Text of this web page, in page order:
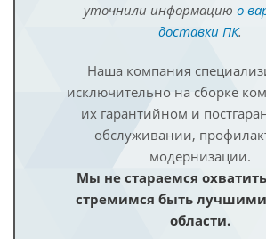
уточнили информацию о
доставки ПК.
Наша компания
исключительно на сборке
их гарантийном и
обслуживании,
модернизации.
Мы не стараемся
стремимся быть лучшими
области.